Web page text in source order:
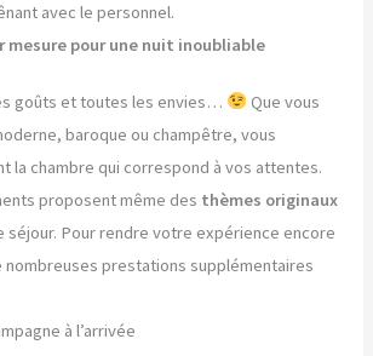
avec le personnel.
mesure pour une nuit inoubliable
goûts et toutes les envies…
Que vous
baroque ou champêtre, vous
la chambre qui correspond à vos attentes.
proposent même des thèmes originaux
séjour. Pour rendre votre expérience encore
nombreuses prestations supplémentaires
à l’arrivée